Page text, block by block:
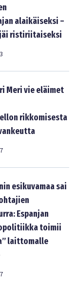
alaikäiseksi –
jäi ristiriitaiseksi
Meri vie eläimet
rikkomisesta
esikuvamaa sai
Espanjan
toimii
laittomalle